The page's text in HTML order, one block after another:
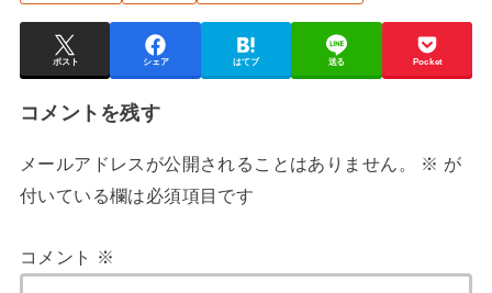
ポスト シェア はてブ 送る Pocket
コメントを残す
メールアドレスが公開されることはありません。 ※ が
付いている欄は必須項目です
コメント ※